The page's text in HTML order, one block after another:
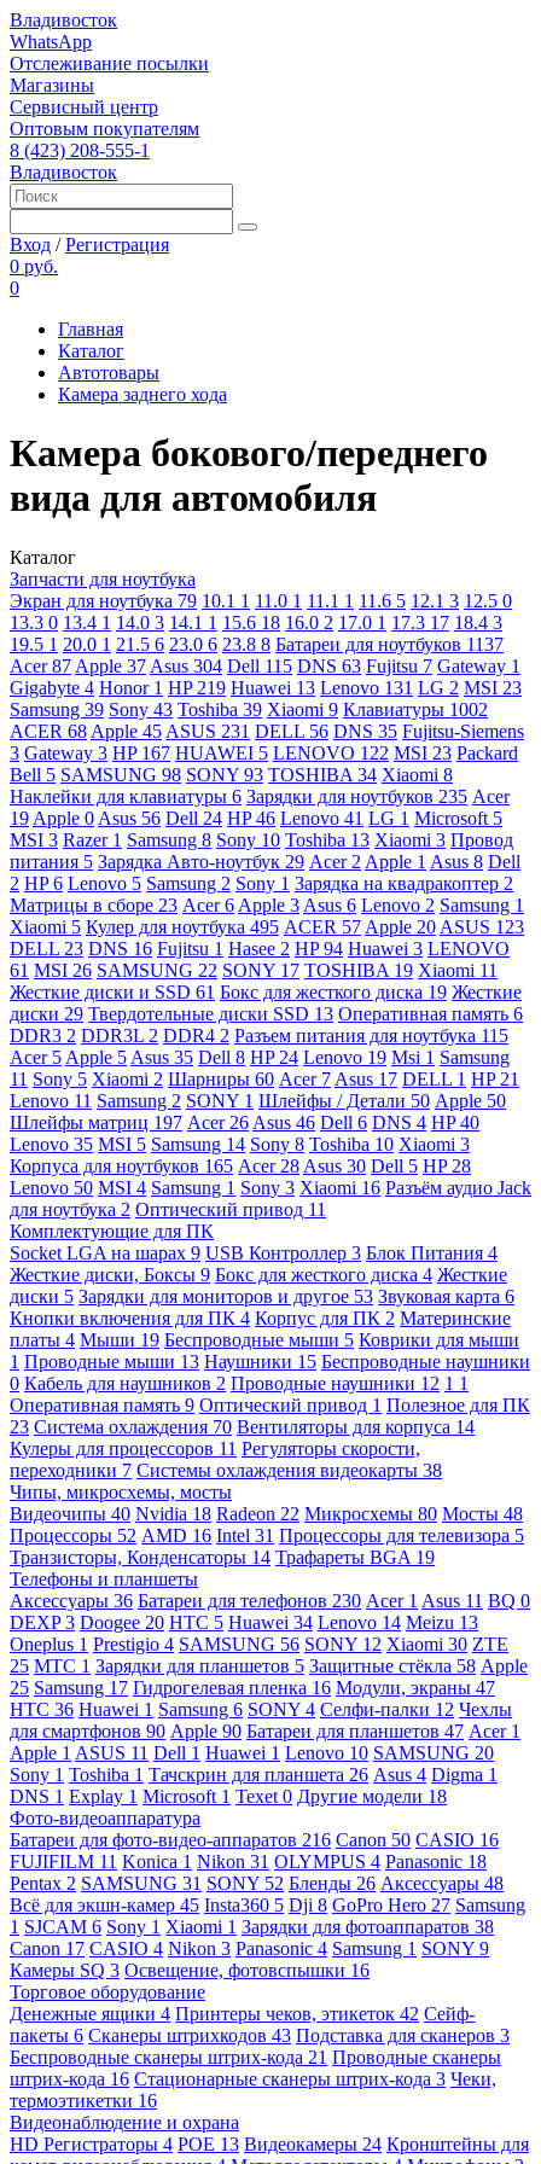
Владивосток
WhatsApp
Отслеживание посылки
Магазины
Сервисный центр
Оптовым покупателям
8 (423) 208-555-1
Владивосток
Вход /Регистрация
0 руб.
0
Главная
Каталог
Автотовары
Камера заднего хода
Камера бокового/переднего
вида для автомобиля
Каталог
Запчасти для ноутбука
Экран для ноутбука 79 10.1 1 11.0 1 11.1 1 11.6 5 12.1 3 12.5 0
13.3 0 13.4 1 14.0 3 14.1 1 15.6 18 16.0 2 17.0 1 17.3 17 18.4 3
19.5 1 20.0 1 21.5 6 23.0 6 23.8 8 Батареи для ноутбуков 1137
Acer87 Apple 37 Asus 304 Dell 115 DNS 63 Fujitsu 7 Gateway 1
Gigabyte 4 Honor 1 HP 219 Huawei 13 Lenovo 131 LG 2 MSI 23
Samsung 39 Sony 43 Toshiba 39 Xiaomi 9 Клавиатуры 1002
ACER 68 Apple 45 ASUS 231 DELL 56 DNS 35 Fujitsu-Siemens
3 Gateway 3 HP 167 HUAWEI 5 LENOVO 122 MSI 23 Packard
Bell 5 SAMSUNG 98 SONY 93 TOSHIBA 34 Xiaomi 8
Наклейки для клавиатуры 6 Зарядки для ноутбуков 235 Acer
19 Apple 0 Asus 56 Dell 24 HP46 Lenovo 41 LG 1 Microsoft 5
MSI 3 Razer 1 Samsung 8 Sony 10 Toshiba 13 Xiaomi 3 Провод
питания 5 Зарядка Авто-ноутбук 29 Acer 2 Apple 1 Asus 8 Dell
2 HP6 Lenovo 5 Samsung 2 Sony 1 Зарядка на квадракоптер 2
Матрицы в сборе 23 Acer6 Apple 3 Asus 6 Lenovo 2 Samsung 1
Xiaomi 5 Кулер для ноутбука 495 ACER 57 Apple 20 ASUS 123
DELL 23 DNS 16 Fujitsu 1 Hasee 2 HP94 Huawei 3 LENOVO
61 MSI 26 SAMSUNG 22 SONY 17 TOSHIBA 19 Xiaomi 11
Жесткие диски и SSD 61 Бокс для жесткого диска 19 Жесткие
диски 29 Твердотельные диски SSD 13 Оперативная память 6
DDR3 2 DDR3L 2 DDR4 2 Разъем питания для ноутбука 115
Acer 5 Apple 5 Asus 35 Dell 8 HP 24 Lenovo 19 Msi 1 Samsung
11 Sony 5 Xiaomi 2 Шарниры 60 Acer 7 Asus 17 DELL 1 HP 21
Lenovo 11 Samsung 2 SONY 1 Шлейфы / Детали 50 Apple 50
Шлейфы матриц 197 Acer 26 Asus 46 Dell 6 DNS 4 HP40
Lenovo 35 MSI 5 Samsung 14 Sony 8 Toshiba 10 Xiaomi 3
Корпуса для ноутбуков 165 Acer 28 Asus 30 Dell 5 HP 28
Lenovo 50 MSI 4 Samsung 1 Sony 3 Xiaomi 16 Разъём аудио Jack
для ноутбука 2 Оптический привод 11
Комплектующие для ПК
Socket LGA на шарах 9 USB Контроллер 3 Блок Питания 4
Жесткие диски, Боксы 9 Бокс для жесткого диска 4 Жесткие
диски 5 Зарядки для мониторов и другое 53 Звуковая карта 6
Кнопки включения для ПК 4 Корпус для ПК 2 Материнские
платы 4 Мыши 19 Беспроводные мыши 5 Коврики для мыши
1 Проводные мыши 13 Наушники 15 Беспроводные наушники
0 Кабель для наушников 2 Проводные наушники 12 1 1
Оперативная память 9 Оптический привод 1 Полезное для ПК
23 Система охлаждения 70 Вентиляторы для корпуса 14
Кулеры для процессоров 11 Регуляторы скорости,
переходники 7 Системы охлаждения видеокарты 38
Чипы, микросхемы, мосты
Видеочипы 40 Nvidia 18 Radeon 22 Микросхемы 80 Мосты 48
Процессоры 52 AMD 16 Intel 31 Процессоры для телевизора 5
Транзисторы, Конденсаторы 14 Трафареты BGA 19
Телефоны и планшеты
Аксессуары 36 Батареи для телефонов 230 Acer 1 Asus 11 BQ 0
DEXP3 Doogee 20 HTC 5 Huawei 34 Lenovo 14 Meizu 13
Oneplus 1 Prestigio 4 SAMSUNG 56 SONY 12 Xiaomi 30 ZTE
25 МТС 1 Зарядки для планшетов 5 Защитные стёкла 58 Apple
25 Samsung 17 Гидрогелевая пленка 16 Модули, экраны 47
HTC 36 Huawei 1 Samsung 6 SONY 4 Селфи-палки 12 Чехлы
для смартфонов 90 Apple 90 Батареи для планшетов 47 Acer 1
Apple 1 ASUS 11 Dell 1 Huawei 1 Lenovo 10 SAMSUNG 20
Sony 1 Toshiba 1 Тачскрин для планшета 26 Asus 4 Digma 1
DNS 1 Explay 1 Microsoft 1 Texet 0 Другие модели 18
Фото-видеоаппаратура
Батареи для фото-видео-аппаратов 216 Canon 50 CASIO 16
FUJIFILM 11 Konica 1 Nikon 31 OLYMPUS 4 Panasonic 18
Pentax 2 SAMSUNG 31 SONY 52 Бленды 26 Аксессуары 48
Всё для экшн-камер 45 Insta360 5 Dji 8 GoPro Hero 27 Samsung
1 SJCAM 6 Sony 1 Xiaomi 1 Зарядки для фотоаппаратов 38
Canon 17 CASIO 4 Nikon 3 Panasonic 4 Samsung 1 SONY 9
Камеры SQ 3 Освещение, фотовспышки 16
Торговое оборудование
Денежные ящики 4 Принтеры чеков, этикеток 42 Сейф-
пакеты 6 Сканеры штрихкодов 43 Подставка для сканеров 3
Беспроводные сканеры штрих-кода 21 Проводные сканеры
штрих-кода 16 Стационарные сканеры штрих-кода 3 Чеки,
термоэтикетки 16
Видеонаблюдение и охрана
HD Регистраторы 4 POE 13 Видеокамеры 24 Кронштейны для